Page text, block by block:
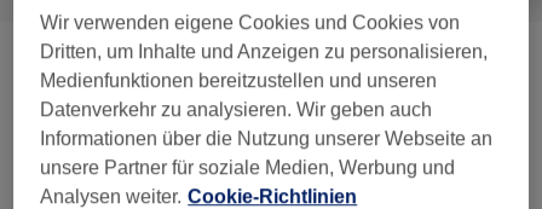
Gesichtsbehandlungen (9)
Damen - Haarschnitte & Stylings (2) ab 25 €
Make-Up ( 3)
Wir verwenden eigene Cookies und Cookies von
Dritten, um Inhalte und Anzeigen zu personalisieren,
Medienfunktionen bereitzustellen und unseren
Datenverkehr zu analysieren. Wir geben auch
Informationen über die Nutzung unserer Webseite an
unsere Partner für soziale Medien, Werbung und
Analysen weiter. Cookie-Richtlinien